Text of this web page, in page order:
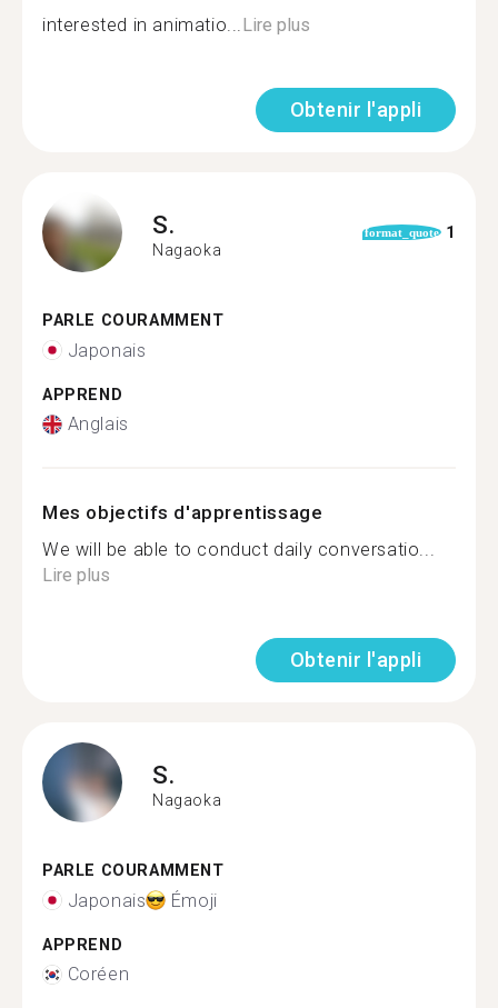
interested in animatio...Lire plus
Obtenir l'appli
S.
Nagaoka
format_quote 1
PARLE COURAMMENT
Japonais
APPREND
Anglais
Mes objectifs d'apprentissage
We will be able to conduct daily conversatio...
Lire plus
Obtenir l'appli
S.
Nagaoka
PARLE COURAMMENT
Japonais Émoji
APPREND
Coréen